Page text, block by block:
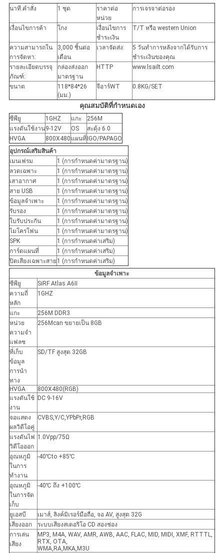
นาที.คำสั่ง 1 ชุด
ราคาต่อ
หน่วย
การเจรจาต่อรอง
เงื่อนไขการค้า โกง
เงื่อนไขการ
ชำระเงิน
T/T หรือ western Union
ความสามารถใน
การจัดหา:
3,000 ชิ้นต่อ
เดือน
เวลาจัดส่ง:
5 วันทำการหลังจากได้รับการ
ชำระเงินของคุณ
รายละเอียดบรรจุ
ภัณฑ์:
กล่องส่งออก
มาตรฐาน
HTTP www.lsailt.com
ขนาด
118*84*26
(มม.)
จีอาร์WT 0.8KG/SET
คุณสมบัติที่กำหนดเอง
ซีพียู 1GHZ แกะ
256M
แรงดันใช้งาน9-12V OS
สะดุ้ง 6.0
HVGA
800X480 แผนที่ IGO/PAPAGO
อุปกรณ์เสริมสินค้า
เมนเฟรม
1 (การกำหนดค่ามาตรฐาน)
ลวดเฉพาะ
1 (การกำหนดค่ามาตรฐาน)
เสาอากาศ
1 (การกำหนดค่ามาตรฐาน)
สาย USB
1 (การกำหนดค่ามาตรฐาน)
ข้อมูลจำเพาะ
1 (การกำหนดค่ามาตรฐาน)
รับรอง
1 (การกำหนดค่ามาตรฐาน)
ใบรับประกัน
1 (การกำหนดค่ามาตรฐาน)
ไมโครโฟน
1 (การกำหนดค่ามาตรฐาน)
SPK
1 (การกำหนดค่าเสริม)
การ์ดแผนที่
1 (การกำหนดค่าเสริม)
ปิดเสียงเฉพาะสาย 1 (การกำหนดค่าเสริม)
ข้อมูลจำเพาะ
ซีพียู
SiRF Atlas A6Ⅱ
ความถี่
หลัก
1GHZ
แกะ
256M DDR3
หน่วย
ความจำ
แฟลช
256Mcan ขยายเป็น 8GB
ที่เก็บ
ข้อมูล
การนำ
ทาง
SD/TF สูงสุด 32GB
HVGA
800X480(RGB)
แรงดันใช้
งาน
DC 9-16V
จอแสดง
ผลวิดีโอคู่
CVBS,Y/C,YPbPr,RGB
แรงดันไฟ
วิดีโอออก
1.0Vpp/75Ω
อุณหภูมิ
ในการ
ทำงาน
-40℃to +85℃
อุณหภูมิ
ในการจัด
เก็บ
-40℃ ถึง +100℃
ยูเอสบี
เมาส์, ลิงค์มิเรอร์มือถือ, จอ AV, สูงสุด 32G
เสียงออก
ระบบเสียงสเตอริโอ CD สองช่อง
การเล่น
เสียง
MP3, M4A, WAV, AMR, AWB, AAC, FLAC, MID, MIDI, XMF, RTTTL,
RTX, OTA,
WMA,RA,MKA,M3U